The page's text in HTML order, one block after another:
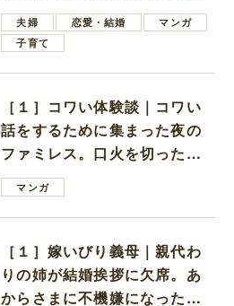
ない男子学生
夫婦 恋愛・結婚
マンガ
子育て
［１］コワい体験談｜コワい
話をするために集まった夜の
ファミレス。口火を切ったの
は電車好きの男の子ママ
マンガ
［１］嫁いびり義母｜親代わ
りの姉が結婚挨拶に欠席。あ
からさまに不機嫌になった義